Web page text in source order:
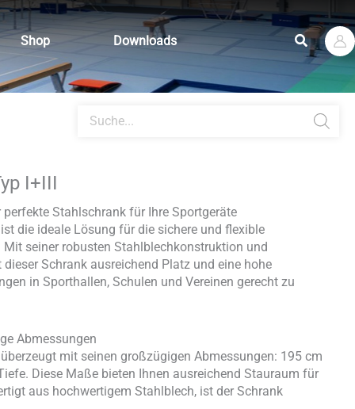
Shop Downloads Suchen
search
I+III
Stahlschrank für Ihre Sportgeräte
die ideale Lösung für die sichere und flexible
seiner robusten Stahlblechkonstruktion und
Schrank ausreichend Platz und eine hohe
in Sporthallen, Schulen und Vereinen gerecht zu
Abmessungen
mit seinen großzügigen Abmessungen: 195 cm
Diese Maße bieten Ihnen ausreichend Stauraum für
aus hochwertigem Stahlblech, ist der Schrank